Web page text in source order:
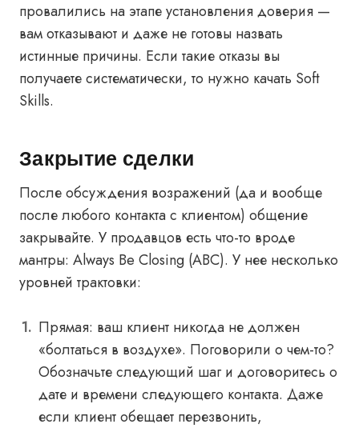
провалились на этапе установления доверия —
вам отказывают и даже не готовы назвать
истинные причины. Если такие отказы вы
получаете систематически, то нужно качать Soft
Skills.
Закрытие сделки
После обсуждения возражений (да и вообще
после любого контакта с клиентом) общение
закрывайте. У продавцов есть что-то вроде
мантры: Always Be Closing (ABC). У нее несколько
уровней трактовки:
Прямая: ваш клиент никогда не должен
«болтаться в воздухе». Поговорили о чем-то?
Обозначьте следующий шаг и договоритесь о
дате и времени следующего контакта. Даже
если клиент обещает перезвонить,